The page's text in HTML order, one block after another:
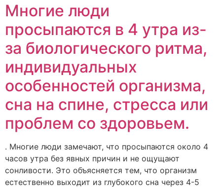
Многие люди
просыпаются в 4 утра из-
за биологического ритма,
индивидуальных
особенностей организма,
сна на спине, стресса или
проблем со здоровьем.
. Многие люди замечают, что просыпаются около 4
часов утра без явных причин и не ощущают
сонливости. Это объясняется тем, что организм
естественно выходит из глубокого сна через 4-5